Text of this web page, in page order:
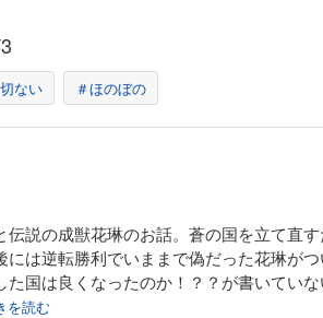
ない ＃ほのぼの
伝説の成獣花琳のお話。蒼の国を立て直
には逆転勝利でいままで偽だった花琳が
た国は良くなったのか！？？が書いていな
を読む